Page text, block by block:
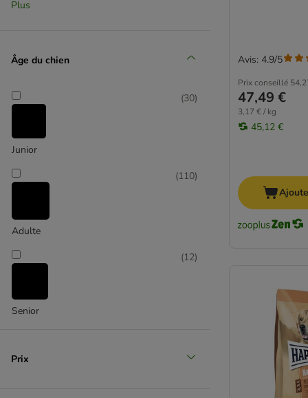
Dingo
Eukanuba Veterinary Diets
Farmina
Fitmin
GranataPet
Greenwoods
Happy Dog Supreme
Hill's Prescription Diet
James Wellbeloved
(39)
Plus
Âge du chien
Junior
(30)
Adulte
(110)
Senior
(12)
Prix
Prix conseillé
47,49 €
3,17 € / kg
45,12 €
Avis: 4.9/5